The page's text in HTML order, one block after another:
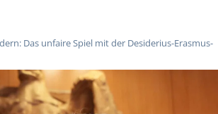
Das unfaire Spiel mit der Desiderius-Erasmus-